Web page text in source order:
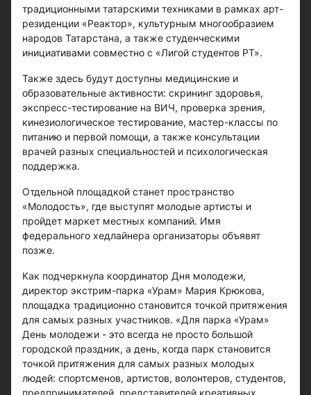
традиционными татарскими техниками в рамках арт-
резиденции «Реактор», культурным многообразием
народов Татарстана, а также студенческими
инициативами совместно с «Лигой студентов РТ».
Также здесь будут доступны медицинские и
образовательные активности: скрининг здоровья,
экспресс-тестирование на ВИЧ, проверка зрения,
кинезиологическое тестирование, мастер-классы по
питанию и первой помощи, а также консультации
врачей разных специальностей и психологическая
поддержка.
Отдельной площадкой станет пространство
«Молодость», где выступят молодые артисты и
пройдет маркет местных компаний. Имя
федерального хедлайнера организаторы объявят
позже.
Как подчеркнула координатор Дня молодежи,
директор экстрим-парка «Урам» Мария Крюкова,
площадка традиционно становится точкой притяжения
для самых разных участников. «Для парка «Урам»
День молодежи - это всегда не просто большой
городской праздник, а день, когда парк становится
точкой притяжения для самых разных молодых
людей: спортсменов, артистов, волонтеров, студентов,
предпринимателей, представителей креативных